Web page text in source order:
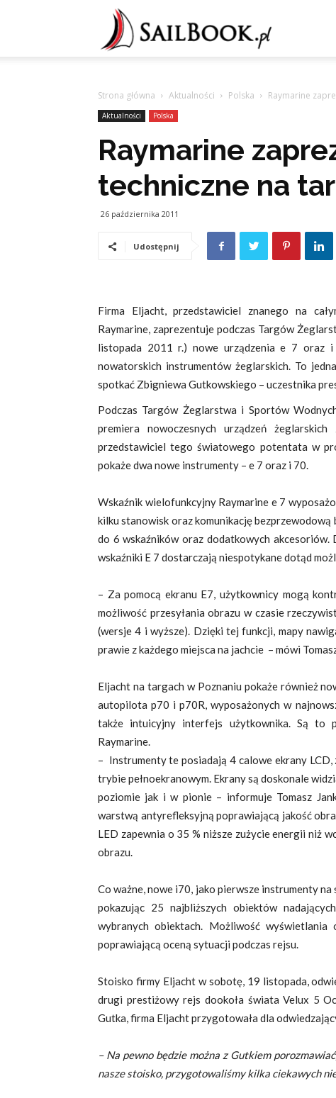
Strona główna Aktualności Polska Raymarine
Aktualności Polska
Raymarine
techniczne na
26 października 2011
Udostępnij
Firma Eljacht, przedstawiciel znanego na
Raymarine, zaprezentuje podczas Targów
listopada 2011 r.) nowe urządzenia e 7 oraz
nowatorskich instrumentów żeglarskich. To
spotkać Zbigniewa Gutkowskiego – uczestnika
Podczas Targów Żeglarstwa i Sportów
premiera nowoczesnych urządzeń
przedstawiciel tego światowego potentata w
pokaże dwa nowe instrumenty – e 7 oraz i 70.
Wskaźnik wielofunkcyjny Raymarine e 7
kilku stanowisk oraz komunikację
do 6 wskaźników oraz dodatkowych
wskaźniki E 7 dostarczają niespotykane dotąd
– Za pomocą ekranu E7, użytkownicy mogą
możliwość przesyłania obrazu w czasie
(wersje 4 i wyższe). Dzięki tej funkcji, mapy
prawie z każdego miejsca na jachcie – mówi
Eljacht na targach w Poznaniu pokaże również
autopilota p70 i p70R, wyposażonych w
także intuicyjny interfejs użytkownika. Są to
Raymarine.
– Instrumenty te posiadają 4 calowe ekrany
trybie pełnoekranowym. Ekrany są doskonale
poziomie jak i w pionie – informuje Tomasz
warstwą antyrefleksyjną poprawiającą jakość
LED zapewnia o 35 % niższe zużycie energii niż
obrazu.
Co ważne, nowe i70, jako pierwsze instrumenty na
pokazując 25 najbliższych obiektów
wybranych obiektach. Możliwość
poprawiającą oceną sytuacji podczas rejsu.
Stoisko firmy Eljacht w sobotę, 19 listopada,
drugi prestiżowy rejs dookoła świata Velux 5
Gutka, firma Eljacht przygotowała dla
– Na pewno będzie można z Gutkiem
nasze stoisko, przygotowaliśmy kilka ciekawych